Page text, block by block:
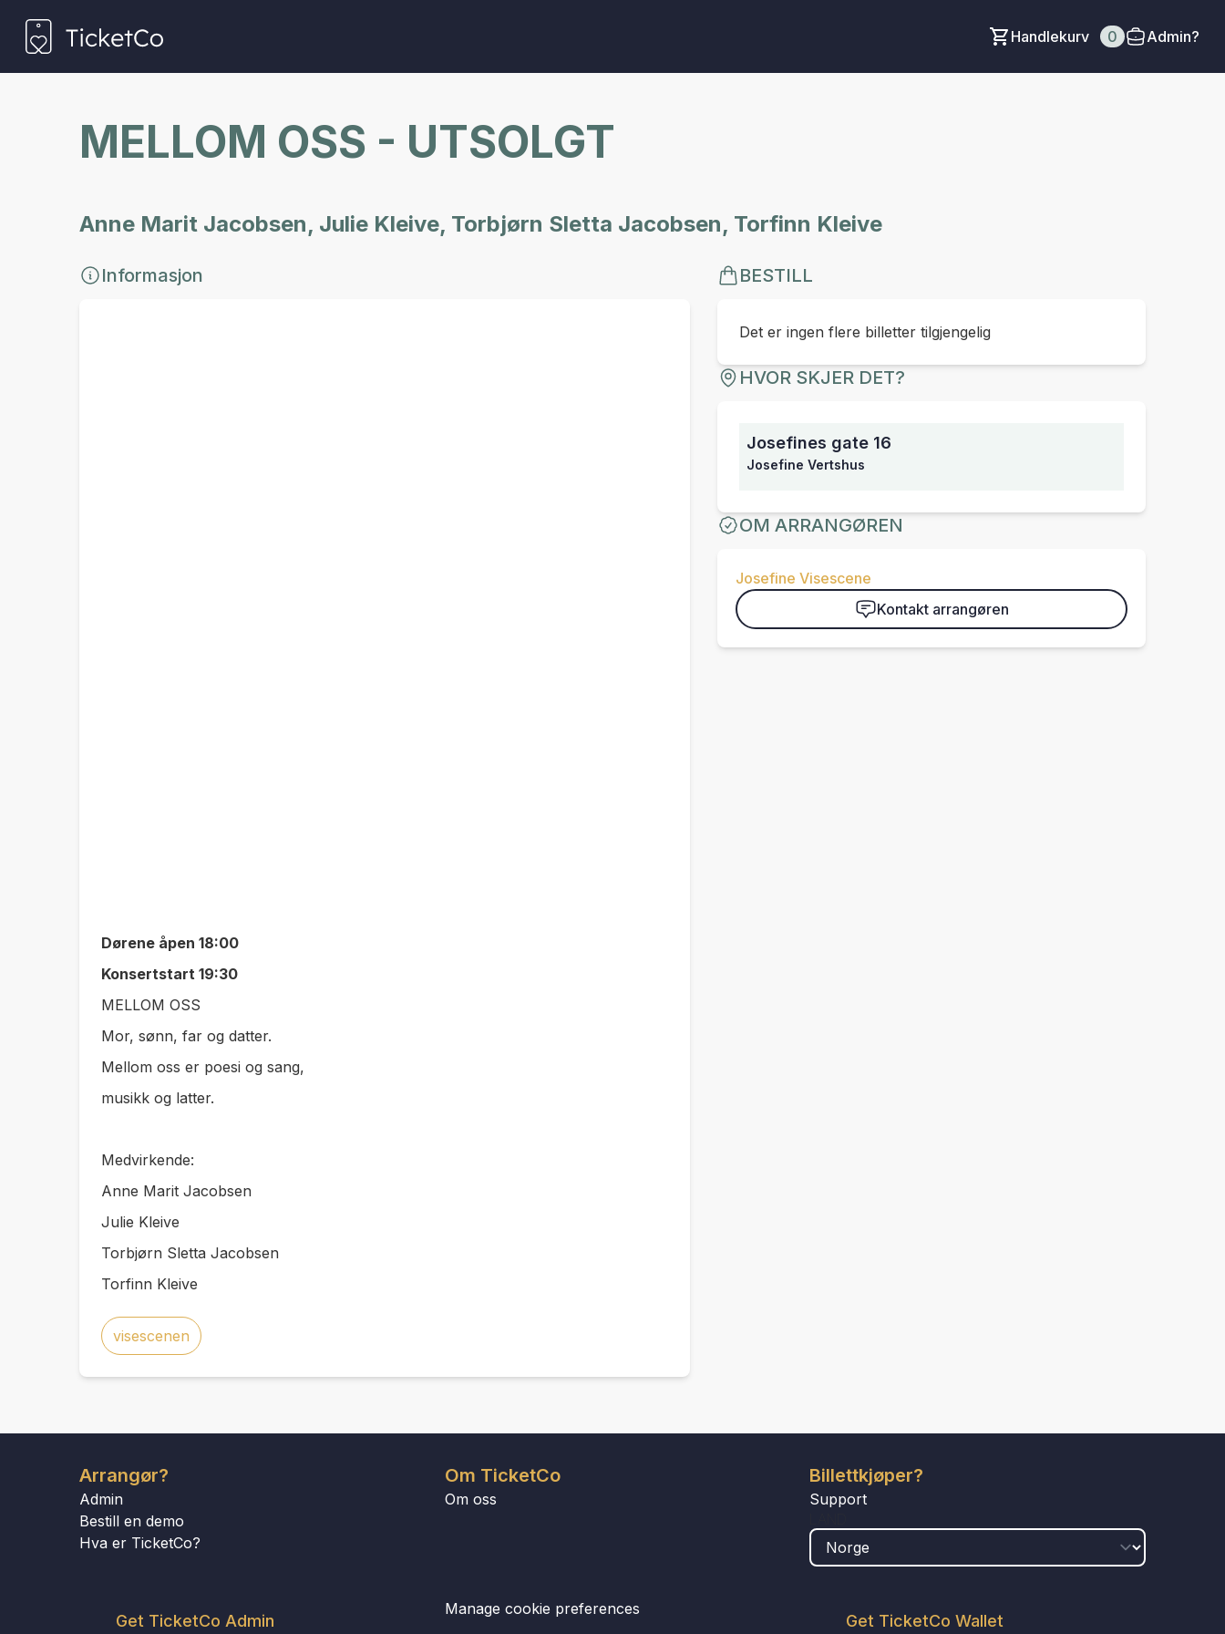
Handlekurv 0 Admin?
MELLOM OSS - UTSOLGT
Anne Marit Jacobsen, Julie Kleive, Torbjørn Sletta Jacobsen, Torfinn Kleive
Informasjon
Dørene åpen 18:00
Konsertstart 19:30
MELLOM OSS
Mor, sønn, far og datter.
Mellom oss er poesi og sang,
musikk og latter.
Medvirkende:
Anne Marit Jacobsen
Julie Kleive
Torbjørn Sletta Jacobsen
Torfinn Kleive
visescenen
BESTILL
Det er ingen flere billetter tilgjengelig
HVOR SKJER DET?
Josefines gate 16
Josefine Vertshus
OM ARRANGØREN
Josefine Visescene
Kontakt arrangøren
Arrangør?
Admin
Bestill en demo
Hva er TicketCo?
Get TicketCo Admin
Om TicketCo
Om oss
Manage cookie preferences
Billettkjøper?
Support
Get TicketCo Wallet